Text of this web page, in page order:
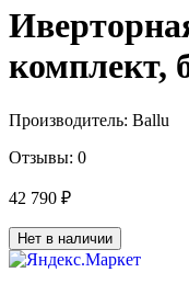
комплект,
Производитель: Ballu
Отзывы: 0
42 790 ₽
Нет в наличии